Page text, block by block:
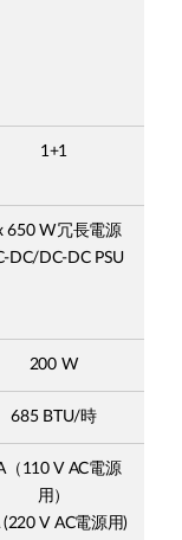
1+1
650 W冗長電源
DC/DC-DC PSU
200 W
685 BTU/時
（110 V AC電源
用）
(220 V AC電源用)